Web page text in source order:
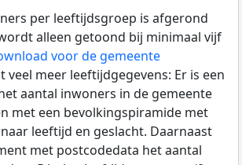
per leeftijdsgroep is afgerond
alleen getoond bij minimaal vijf
voor de gemeente
veel meer leeftijdgegevens: Er is een
aantal inwoners in de gemeente
met een bevolkingspiramide met
leeftijd en geslacht. Daarnaast
met postcodedata het aantal